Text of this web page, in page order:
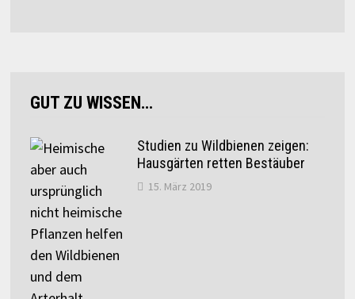
GUT ZU WISSEN…
Studien zu Wildbienen zeigen:
Hausgärten retten Bestäuber
15. März 2019